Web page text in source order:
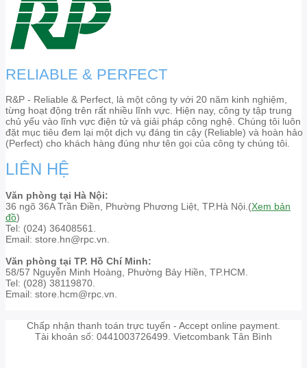
RELIABLE & PERFECT
R&P - Reliable & Perfect, là một công ty với 20 năm kinh nghiệm,
từng hoạt động trên rất nhiều lĩnh vực. Hiện nay, công ty tập trung
chủ yếu vào lĩnh vực điện tử và giải pháp công nghệ. Chúng tôi luôn
đặt mục tiêu đem lại một dịch vụ đáng tin cậy (Reliable) và hoàn hảo
(Perfect) cho khách hàng đúng như tên gọi của công ty chúng tôi.
LIÊN HỆ
Văn phòng tại Hà Nội:
36 ngõ 36A Trần Điền, Phường Phương Liệt, TP.Hà Nội.(Xem bản
đồ)
Tel: (024) 36408561.
Email: store.hn@rpc.vn.
Văn phòng tại TP. Hồ Chí Minh:
58/57 Nguyễn Minh Hoàng, Phường Bảy Hiền, TP.HCM.
Tel: (028) 38119870.
Email: store.hcm@rpc.vn.
Chấp nhận thanh toán trực tuyến - Accept online payment.
Tài khoản số: 0441003726499. Vietcombank Tân Bình